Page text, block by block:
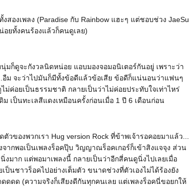
สองเพลง (Paradise กับ Rainbow แฮะๆ แต่ชอบช่วง JaeSu
ยทั้งคนร้องแล้วก็คนดูเลย)
ก็ดูจะกังวลนิดหน่อย แอบมองจอมอนิเตอร์กันอยู่ เพราะว่า
อืม จะว่าไปมันก็มีทั้งข้อดีแล้วข้อเสีย ข้อดีก็แน่นอนว่าแฟนๆ
ค่อยเป็นธรรมชาติ กลายเป็นว่าไม่ค่อยประทับใจเท่าไหร่
เป็นทะเลสีแดงเหมือนครั้งก่อนเมื่อ 1 ปี 6 เดือนก่อน
ของพวกเรา Hug version Rock ที่ข้าพเจ้ารอคอยมาแล้ว...
ากพอเป็นเพลงร็อคปุ๊บ วิญญาณร็อคเกอร์ก็เข้าสิงแจจุง ส่วน
มาก แต่พอมาเพลงนี้ กลายเป็นว่าอีกสี่คนดูนิ่งไปเลยเมื่อ
ป็นชาวร็อคไปอย่างเต็มตัว ขนาดช่วงที่ตัวเองไม่ได้ร้องยัง
ด (ความจริงก็เสียงดีกันทุกคนเลย แต่เพลงร็อคนี่ขอยกให้